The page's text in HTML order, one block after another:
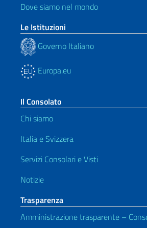
Dove siamo nel mondo
Le Istituzioni
Governo Italiano
Europa.eu
Il Consolato
Chi siamo
Italia e Svizzera
Servizi Consolari e Visti
Notizie
Trasparenza
Amministrazione trasparente –